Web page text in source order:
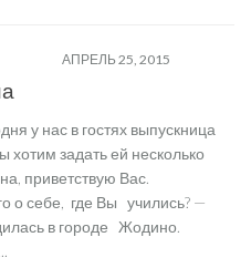
АПРЕЛЬ 25, 2015
у нас в гостях выпускница
задать ей несколько
приветствую Вас.
о себе, где Вы учились? —
в городе Жодино.